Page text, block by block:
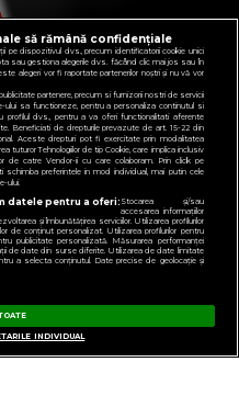
GESTIONAȚI PREFERINȚELE
CONDIȚII
să rămână confidențiale
pe dispozitivul dvs., precum identificatorii cookie unici
sau gestiona alegerile dvs. făcând clic mai jos sau în
alegeri vor fi raportate partenerilor noștri și nu vă vor
partenere, precum si furnizorii nostri de servicii
sa functioneze, pentru a personaliza continutul si
profilul dvs., pentru a va oferi functionalitati aferente
Beneficiati de drepturile prevazute de art. 15-22 din
Aceste drepturi pot fi exercitate prin modalitatea
tuturor Tehnologiilor de tip Cookie, care implica inclusiv
de catre Vendor-ii cu care colaboram. Prin click pe
preferintele in mod individual, mai putin cele
ului.
datele pentru a oferi: Stocarea și/sau
accesarea informațiilor
și îmbunătățirea serviciilor. Utilizarea profilurilor
de conținut personalizat. Utilizarea profilurilor pentru
publicitate personalizată. Măsurarea performanței
de date din surse diferite. Utilizarea de date limitate
a selecta conținutul. Date precise de geolocație și
INDIVIDUAL